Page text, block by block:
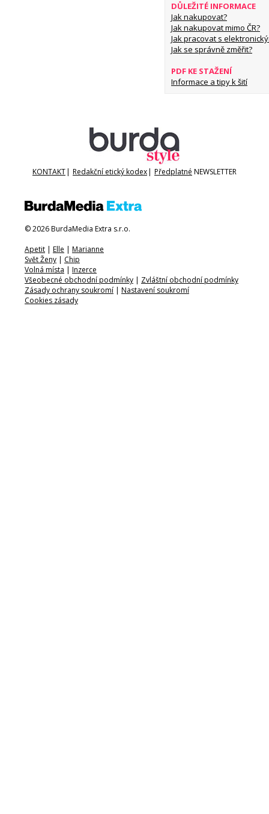
DŮLEŽITÉ INFORMACE
Jak nakupovat?
Jak nakupovat mimo ČR?
Jak pracovat s
Jak se správně změřit?
PDF KE STAŽENÍ
Informace a tipy k šití
KONTAKT| Redakční etický kodex| Předplatné NEWSLETTER
© 2026 BurdaMedia Extra s.r.o.
Apetit | Elle | Marianne
Svět Ženy | Chip
Volná místa | Inzerce
Všeobecné obchodní podmínky | Zvláštní obchodní podmínky
Zásady ochrany soukromí | Nastavení soukromí
Cookies zásady